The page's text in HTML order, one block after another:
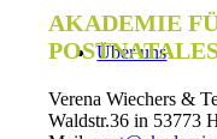
Über uns
AKADEMIE
Verena Wiechers &
Waldstr.36 in 53773